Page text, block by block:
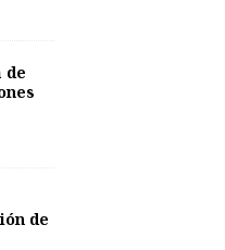
de
de